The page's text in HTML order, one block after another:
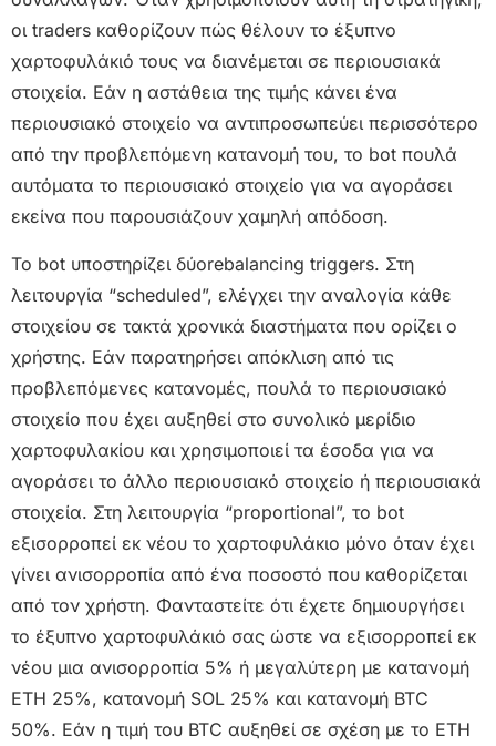
οι traders καθορίζουν πώς θέλουν το έξυπνο
χαρτοφυλάκιό τους να διανέμεται σε περιουσιακά
στοιχεία. Εάν η αστάθεια της τιμής κάνει ένα
περιουσιακό στοιχείο να αντιπροσωπεύει περισσότερο
από την προβλεπόμενη κατανομή του, το bot πουλά
αυτόματα το περιουσιακό στοιχείο για να αγοράσει
εκείνα που παρουσιάζουν χαμηλή απόδοση.
Το bot υποστηρίζει δύοrebalancing triggers. Στη
λειτουργία “scheduled”, ελέγχει την αναλογία κάθε
στοιχείου σε τακτά χρονικά διαστήματα που ορίζει ο
χρήστης. Εάν παρατηρήσει απόκλιση από τις
προβλεπόμενες κατανομές, πουλά το περιουσιακό
στοιχείο που έχει αυξηθεί στο συνολικό μερίδιο
χαρτοφυλακίου και χρησιμοποιεί τα έσοδα για να
αγοράσει το άλλο περιουσιακό στοιχείο ή περιουσιακά
στοιχεία. Στη λειτουργία “proportional”, το bot
εξισορροπεί εκ νέου το χαρτοφυλάκιο μόνο όταν έχει
γίνει ανισορροπία από ένα ποσοστό που καθορίζεται
από τον χρήστη. Φανταστείτε ότι έχετε δημιουργήσει
το έξυπνο χαρτοφυλάκιό σας ώστε να εξισορροπεί εκ
νέου μια ανισορροπία 5% ή μεγαλύτερη με κατανομή
ETH 25%, κατανομή SOL 25% και κατανομή BTC
50%. Εάν η τιμή του BTC αυξηθεί σε σχέση με το ETH